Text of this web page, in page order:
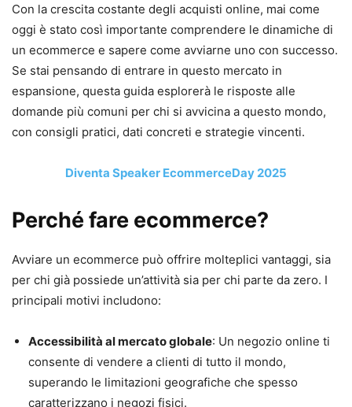
Con la crescita costante degli acquisti online, mai come
oggi è stato così importante comprendere le dinamiche di
un ecommerce e sapere come avviarne uno con successo.
Se stai pensando di entrare in questo mercato in
espansione, questa guida esplorerà le risposte alle
domande più comuni per chi si avvicina a questo mondo,
con consigli pratici, dati concreti e strategie vincenti.
Diventa Speaker EcommerceDay 2025
Perché fare ecommerce?
Avviare un ecommerce può offrire molteplici vantaggi, sia
per chi già possiede un’attività sia per chi parte da zero. I
principali motivi includono:
Accessibilità al mercato globale: Un negozio online ti
consente di vendere a clienti di tutto il mondo,
superando le limitazioni geografiche che spesso
caratterizzano i negozi fisici.